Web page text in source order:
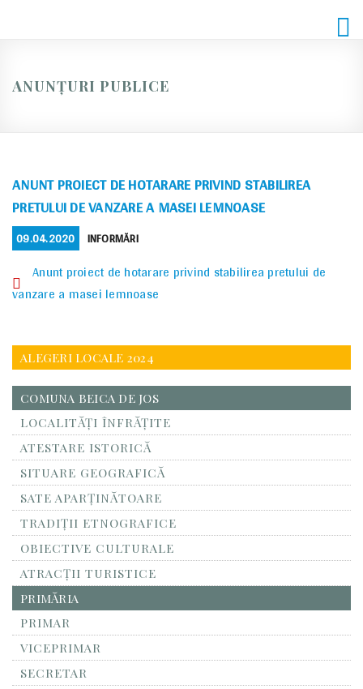
ANUNȚURI PUBLICE
ANUNT PROIECT DE HOTARARE PRIVIND STABILIREA
PRETULUI DE VANZARE A MASEI LEMNOASE
POSTED
ON
09.04.2020 CATEGORIES
INFORMĂRI
Anunt proiect de hotarare privind stabilirea pretului de
vanzare a masei lemnoase
ALEGERI LOCALE 2024
COMUNA BEICA DE JOS
LOCALITĂŢI ÎNFRĂŢITE
ATESTARE ISTORICĂ
SITUARE GEOGRAFICĂ
SATE APARȚINĂTOARE
TRADIȚII ETNOGRAFICE
OBIECTIVE CULTURALE
ATRACȚII TURISTICE
PRIMĂRIA
PRIMAR
VICEPRIMAR
SECRETAR